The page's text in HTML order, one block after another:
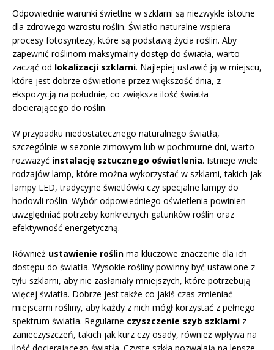
Odpowiednie warunki świetlne w szklarni są niezwykle istotne
dla zdrowego wzrostu roślin. Światło naturalne wspiera
procesy fotosyntezy, które są podstawą życia roślin. Aby
zapewnić roślinom maksymalny dostęp do światła, warto
zacząć od lokalizacji szklarni. Najlepiej ustawić ją w miejscu,
które jest dobrze oświetlone przez większość dnia, z
ekspozycją na południe, co zwiększa ilość światła
docierającego do roślin.
W przypadku niedostatecznego naturalnego światła,
szczególnie w sezonie zimowym lub w pochmurne dni, warto
rozważyć instalację sztucznego oświetlenia. Istnieje wiele
rodzajów lamp, które można wykorzystać w szklarni, takich jak
lampy LED, tradycyjne świetlówki czy specjalne lampy do
hodowli roślin. Wybór odpowiedniego oświetlenia powinien
uwzględniać potrzeby konkretnych gatunków roślin oraz
efektywność energetyczną.
Również ustawienie roślin ma kluczowe znaczenie dla ich
dostępu do światła. Wysokie rośliny powinny być ustawione z
tyłu szklarni, aby nie zasłaniały mniejszych, które potrzebują
więcej światła. Dobrze jest także co jakiś czas zmieniać
miejscami rośliny, aby każdy z nich mógł korzystać z pełnego
spektrum światła. Regularne czyszczenie szyb szklarni z
zanieczyszczeń, takich jak kurz czy osady, również wpływa na
ilość docierającego światła. Czyste szkła pozwalają na lepsze